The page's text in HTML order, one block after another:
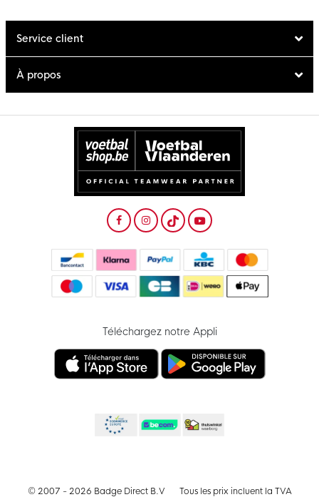
Service client
À propos
Téléchargez notre Appli
© 2007 - 2026 Badge Direct B.V Tous les prix incluent la TVA